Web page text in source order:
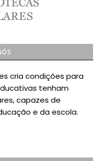
cria condições para
tenham
capazes de
e da escola.